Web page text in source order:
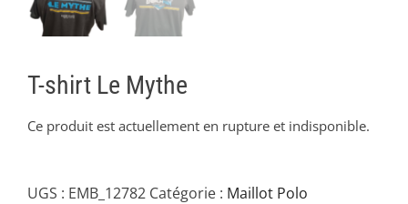
T-shirt Le Mythe
Ce produit est actuellement en rupture et indisponible.
UGS : EMB_12782 Catégorie : Maillot Polo